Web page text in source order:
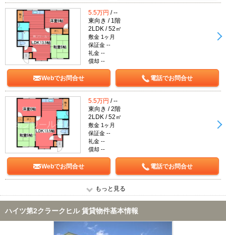
5.5万円 / --
東向き / 1階
2LDK / 52㎡
敷金 1ヶ月
保証金 --
礼金 --
償却 --
Webでお問合せ 電話でお問合せ
5.5万円 / --
東向き / 2階
2LDK / 52㎡
敷金 1ヶ月
保証金 --
礼金 --
償却 --
Webでお問合せ 電話でお問合せ
もっと見る
ハイツ第2クラークヒル 賃貸物件基本情報